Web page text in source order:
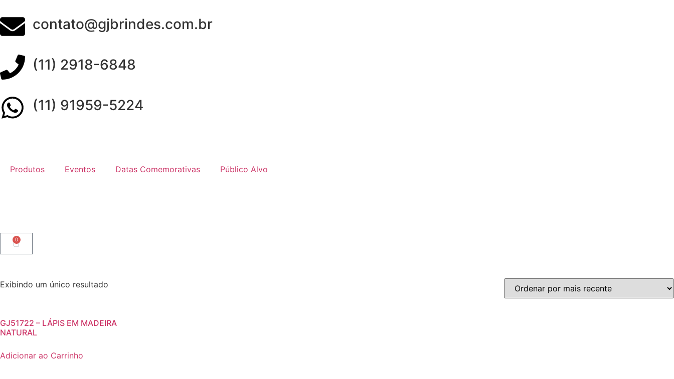
contato@gjbrindes.com.br
(11) 2918-6848
(11) 91959-5224
Produtos Eventos Datas Comemorativas Público Alvo
0
Exibindo um único resultado
GJ51722 – LÁPIS EM MADEIRA
NATURAL
Adicionar ao Carrinho